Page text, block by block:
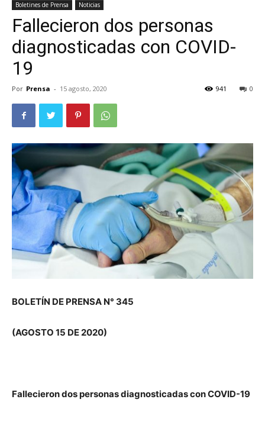
Boletines de Prensa Noticias
Fallecieron dos personas
diagnosticadas con COVID-
19
Por Prensa - 15 agosto, 2020 0
941
BOLETÍN DE PRENSA N° 345
(AGOSTO 15 DE 2020)
Fallecieron dos personas diagnosticadas con COVID-19